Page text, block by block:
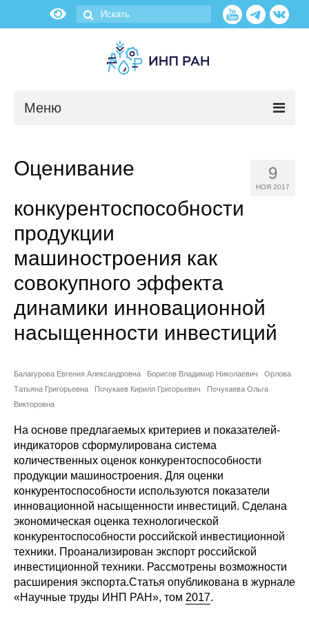
Меню
О нас
Об институте
Научные подразделения
Администрация
Сотрудники
Отчетность
Противодействие коррупции
Публикации
Научная жизнь
Издания
Проблемы прогнозирования
О журнале
Номера журналов
9
НОЯ 2017
Оценивание
конкурентоспособности
продукции
машиностроения как
совокупного эффекта
динамики инновационной
насыщенности инвестиций
Балагурова Евгения Александровна Борисов Владимир Николаевич
Орлова
Татьяна Григорьевна
Почукаев Кирилл Григорьевич
Почукаева Ольга
Викторовна
На основе предлагаемых критериев и показателей-
индикаторов сформулирована система
количественных оценок конкурентоспособности
продукции машиностроения. Для оценки
конкурентоспособности используются показатели
инновационной насыщенности инвестиций. Сделана
экономическая оценка технологической
конкурентоспособности российской инвестиционной
техники. Проанализирован экспорт российской
инвестиционной техники. Рассмотрены возможности
расширения экспорта.Статья опубликована в журнале
«Научные труды ИНП РАН», том 2017.